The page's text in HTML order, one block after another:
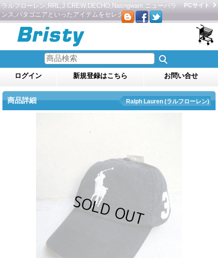
ラルフローレン,RRL,J.CREW,DECHO,Nasngwam,ニューバラ
ンス,パタゴニアといったアイテムをセレクト。
PCサイト
ログイン 新規登録はこちら お問い合せ
商品詳細 Ralph Lauren (ラルフローレン)